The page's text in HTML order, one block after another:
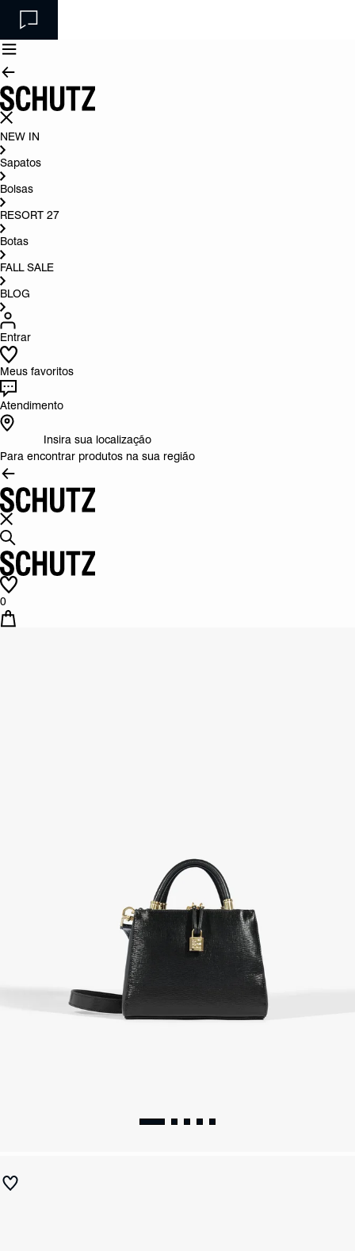
NEW IN
Sapatos
Bolsas
RESORT 27
Botas
FALL SALE
BLOG
Entrar
Meus favoritos
Atendimento
Insira sua localização
Para encontrar produtos na sua região
0